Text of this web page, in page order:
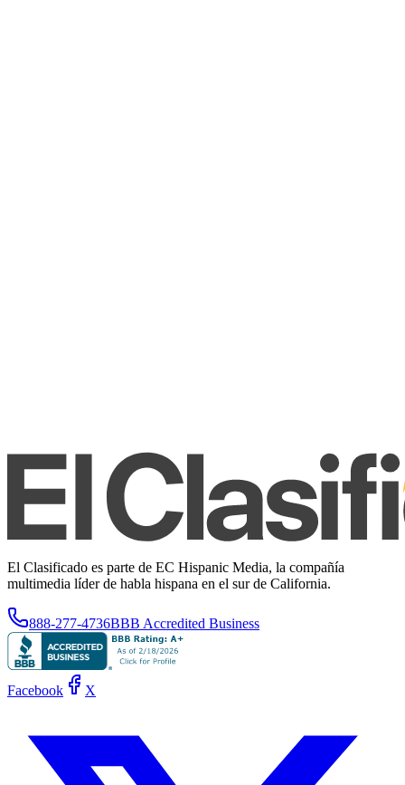
El Clasificado es parte de EC Hispanic Media, la compañía
multimedia líder de habla hispana en el sur de California.
888-277-4736BBB Accredited Business
Facebook X